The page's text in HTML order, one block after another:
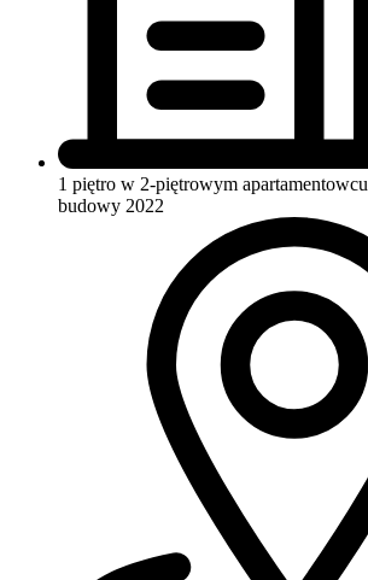
1 piętro w 2-piętrowym apartamentowcu
budowy 2022